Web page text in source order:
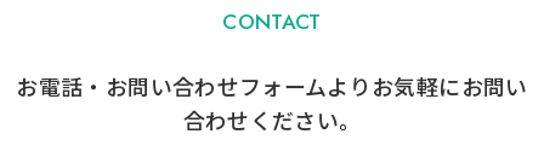
CONTACT
お電話・お問い合わせフォームより お気軽にお問い
合わせください。